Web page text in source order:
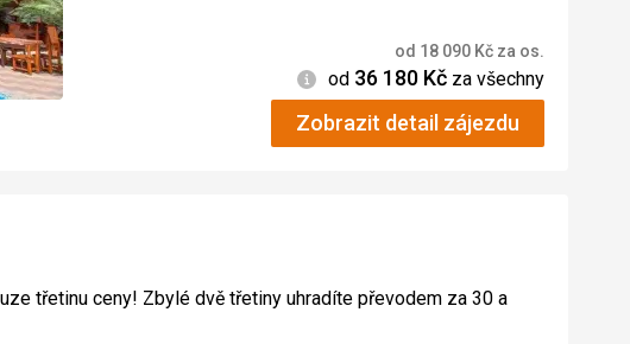
od 18 090 Kč za os.
Informace
od 36 180 Kč za všechny
Zobrazit detail zájezdu
třetinu ceny! Zbylé dvě třetiny uhradíte převodem za 30 a